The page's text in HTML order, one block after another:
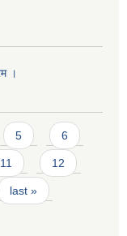
।
5 6
11 12
last »